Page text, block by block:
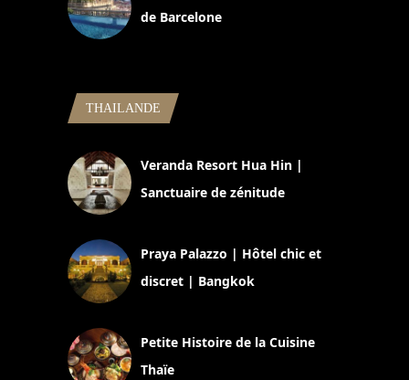
de Barcelone
THAILANDE
Veranda Resort Hua Hin |
Sanctuaire de zénitude
Praya Palazzo | Hôtel chic et
discret | Bangkok
Petite Histoire de la Cuisine
Thaïe